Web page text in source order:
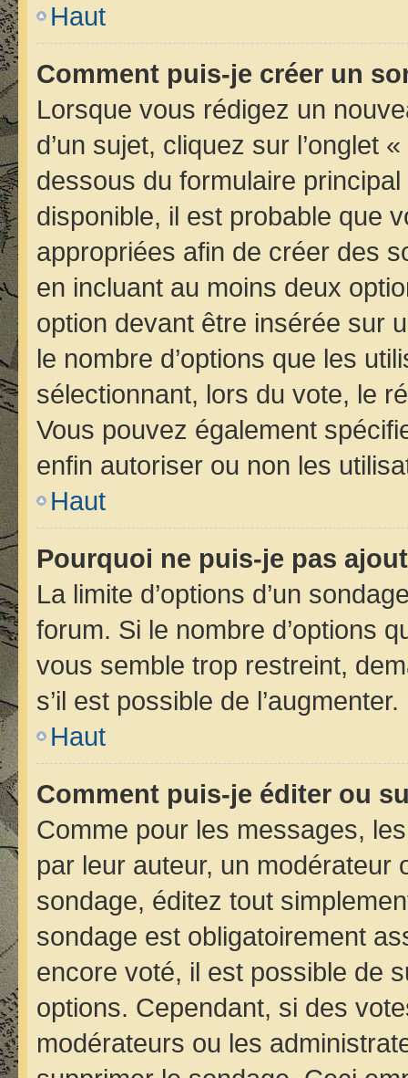
Haut
Comment puis-je créer un
Lorsque vous rédigez un
d’un sujet, cliquez sur l’onglet
dessous du formulaire
disponible, il est probable que
appropriées afin de créer des
en incluant au moins deux
option devant être insérée sur
le nombre d’options que les
sélectionnant, lors du vote, le
Vous pouvez également
enfin autoriser ou non les
Haut
Pourquoi ne puis-je pas
La limite d’options d’un
forum. Si le nombre d’options
vous semble trop restreint,
s’il est possible de l’augmenter.
Haut
Comment puis-je éditer ou
Comme pour les messages,
par leur auteur, un modérateur
sondage, éditez tout
sondage est obligatoirement
encore voté, il est possible de
options. Cependant, si des
modérateurs ou les